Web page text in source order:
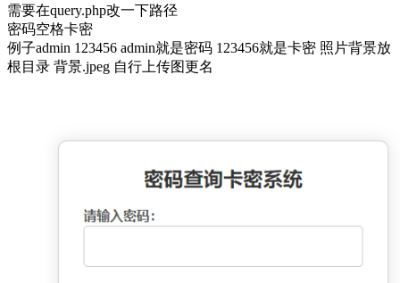
需要在query.php改一下路径
密码空格卡密
例子admin 123456 admin就是密码 123456就是卡密 照片背景放
根目录 背景.jpeg 自行上传图更名